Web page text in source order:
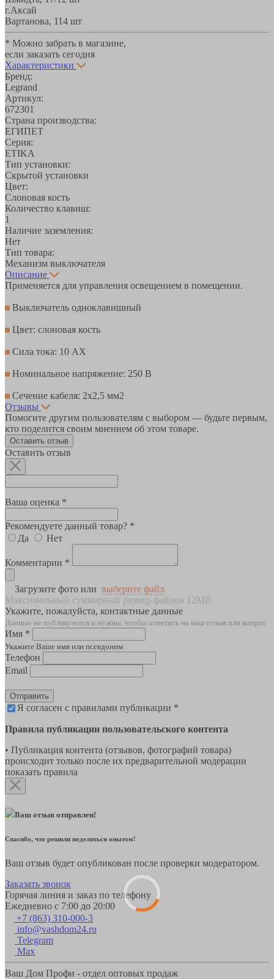
г.Аксай
Вартанова, 114 шт
* Можно забрать в магазине,
если заказать сегодня
Характеристики
Бренд:
Legrand
Артикул:
672301
Страна производства:
ЕГИПЕТ
Серия:
ETIKA
Тип установки:
Скрытой установки
Цвет:
Слоновая кость
Количество клавиш:
1
Наличие заземления:
Нет
Тип товара:
Механизм выключателя
Описание
Применяется для управления освещением в помещении.
Выключатель одноклавишный
Цвет: слоновая кость
Сила тока: 10 AX
Номинальное напряжение: 250 В
Сечение кабеля: 2x2,5 мм2
Отзывы
Помогите другим пользователям с выбором — будьте первым,
кто поделится своим мнением об этом товаре.
Оставить отзыв
Оставить отзыв
Ваша оценка *
Рекомендуете данный товар? *
Да
Нет
Комментарии *
Загрузите фото или выберите файл
Максимальный суммарный размер файлов 12MB
Укажите, пожалуйста, контактные данные
Данные не публикуются и нужны, чтобы ответить на ваш отзыв или вопрос
Имя *
Укажите Ваше имя или псевдоним
Телефон
Email
Отправить
Я согласен с правилами публикации *
Правила публикации пользовательского контента
• Публикация контента (отзывов, фотографий товара)
происходит только после их предварительной модерации
показать правила
Ваш отзыв отправлен!
Спасибо, что решили поделиться опытом!
Ваш отзыв будет опубликован после проверки модератором.
Заказать звонок
Горячая линия и заказ по телефону
Ежедневно с 7:00 до 20:00
+7 (863) 310-000-3
info@vashdom24.ru
Telegram
Max
Ваш Дом Профи - отдел оптовых продаж